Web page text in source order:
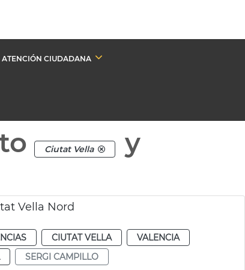
ATENCIÓN CIUDADANA
Ciutat Vella
y
Vella Nord
CIUTAT VELLA
VALENCIA
SERGI CAMPILLO